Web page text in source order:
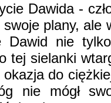
Dawida -
plany, ale
Dawid nie
tej sielanki
do
nie mógł